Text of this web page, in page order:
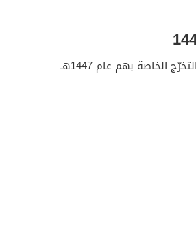
يمكن لجميع الطلبة خريجي جامعة أم القرى التحقق من وثائق التخرّج الخاصة بهم عام 1447هـ